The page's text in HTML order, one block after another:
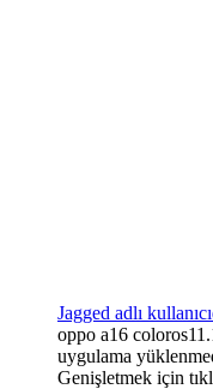
Jagged adlı
oppo a16
uygulama
Genişletmek için